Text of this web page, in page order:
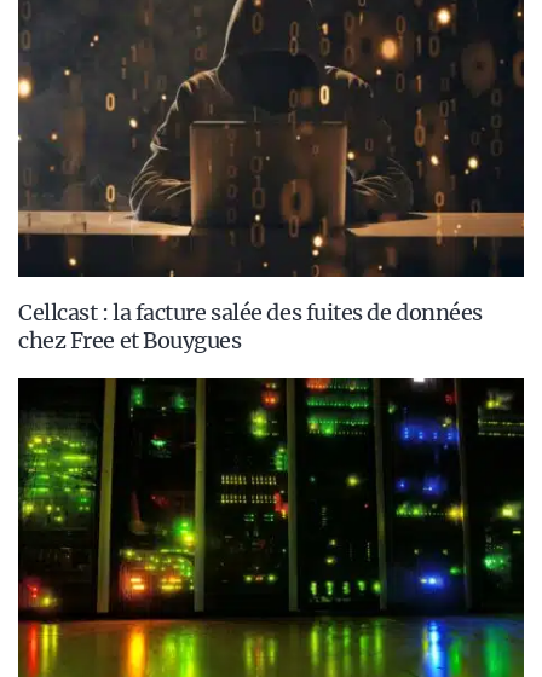
Cellcast : la facture salée des fuites de données
chez Free et Bouygues